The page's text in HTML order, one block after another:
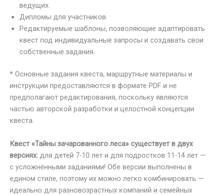
ведущих.
Дипломы для участников.
Редактируемые шаблоны, позволяющие адаптировать
квест под индивидуальные запросы и создавать свои
собственные задания.
* Основные задания квеста, маршрутные материалы и
инструкции предоставляются в формате PDF и не
предполагают редактирования, поскольку являются
частью авторской разработки и целостной концепции
квеста.
Квест «Тайны зачарованного леса» существует в двух
версиях: для детей 7-10 лет и для подростков 11-14 лет —
с усложнёнными заданиями! Обе версии выполнены в
едином стиле, поэтому их можно легко комбинировать —
идеально для разновозрастных компаний и семейных